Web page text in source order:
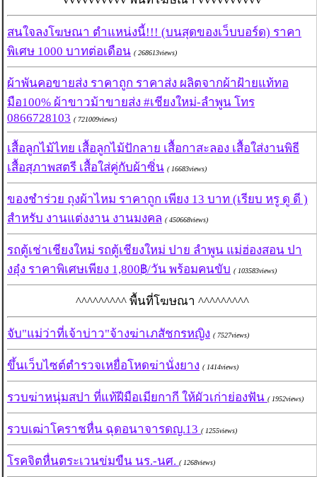
สนใจลงโฆษณา ตำแหน่งนี้!!! (บนสุดของเว็บบอร์ด) ราคา
พิเศษ 1000 บาทต่อเดือน ( 268613views)
ผ้าพันคอขายส่ง ราคาถูก ราคาส่ง ผลิตจากผ้าฝ้ายแท้ทอ
มือ100% ผ้าขาวม้าขายส่ง #เชียงใหม่-ลำพูน โทร
0866728103 ( 721009views)
เสื้อลูกไม้ไทย เสื้อลูกไม้ปักลาย เสื้อกาสะลอง เสื้อใส่งานพิธี
เสื้อสุภาพสตรี เสื้อใส่คู่กับผ้าซิ่น ( 16683views)
ของชำร่วย ถุงผ้าไหม ราคาถูก เพียง 13 บาท (เรียบ หรู ดู ดี )
สำหรับ งานแต่งงาน งานมงคล ( 450668views)
รถตู้เช่าเชียงใหม่ รถตู้เชียงใหม่ ปาย ลำพูน แม่ฮ่องสอน ปา
งอุ๋ง ราคาพิเศษเพียง 1,800฿/วัน พร้อมคนขับ ( 103583views)
^^^^^^^^^ พื้นที่โฆษณา ^^^^^^^^^
จับ"แม่ว่าที่เจ้าบ่าว"จ้างฆ่าเภสัชกรหญิง ( 7527views)
ขึ้นเว็บไซต์ตำรวจเหยื่อโหดฆ่านั่งยาง ( 1414views)
รวบฆ่าหนุ่มสปา ที่แท้ฝีมือเมียกากี ให้ผัวเก่าย่องฟัน ( 1952views)
รวบเฒ่าโคราชหื่น ฉุดอนาจารดญ.13 ( 1255views)
โรคจิตหื่นตระเวนข่มขืน นร.-นศ. ( 1268views)